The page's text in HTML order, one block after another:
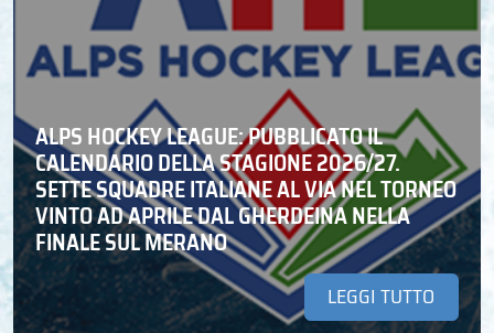
ALPS HOCKEY LEAGUE: PUBBLICATO IL
CALENDARIO DELLA STAGIONE 2026/27.
SETTE SQUADRE ITALIANE AL VIA NEL TORNEO
VINTO AD APRILE DAL GHERDEINA NELLA
FINALE SUL MERANO
LEGGI TUTTO